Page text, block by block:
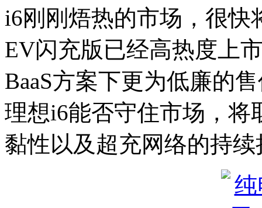
i6刚刚焐热的市场，很快
EV闪充版已经高热度上
BaaS方案下更为低廉的
理想i6能否守住市场，将
黏性以及超充网络的持